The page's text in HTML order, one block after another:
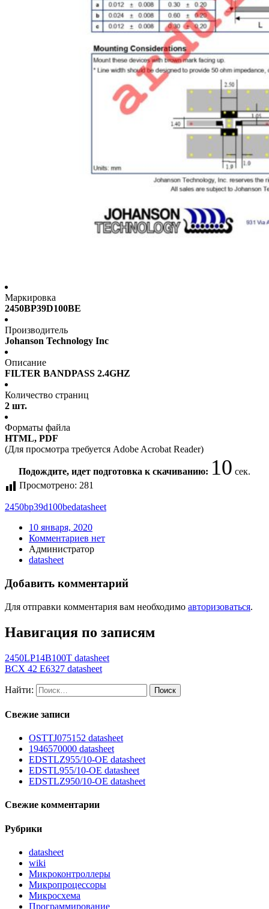
Маркировка
2450BP39D100BE
Производитель
Johanson Technology Inc
Описание
FILTER BANDPASS 2.4GHZ
Количество страниц
2 шт.
Форматы файла
HTML, PDF
(Для просмотра требуется Adobe Acrobat Reader)
Подождите, идет подготовка к скачиванию: 10 сек.
Просмотрено: 281
2450bp39d100bedatasheet
10 января, 2020
Комментариев нет
Администратор
datasheet
Добавить комментарий
Для отправки комментария вам необходимо авторизоваться.
Навигация по записям
2450LP14B100T datasheet
BCX 42 E6327 datasheet
Найти:
Свежие записи
OSTTJ075152 datasheet
1946570000 datasheet
EDSTLZ955/10-OE datasheet
EDSTL955/10-OE datasheet
EDSTLZ950/10-OE datasheet
Свежие комментарии
Рубрики
datasheet
wiki
Микроконтроллеры
Микропроцессоры
Микросхема
Программирование